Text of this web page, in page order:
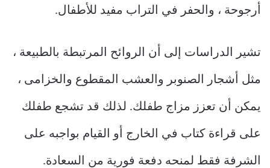
أرجوحة ، والحفر في التراب مفيد للأطفال.
تشير الدراسات إلى أن الروائح المرتبطة بالطبيعة ،
مثل أشجار الصنوبر والعشب المقطوع والخزامى ،
يمكن أن تعزز مزاج طفلك. لذلك قد تشجع طفلك
على قراءة كتاب في الخارج أو القيام بواجبه على
الشرفة فقط لمنحه دفعة فورية من السعادة.